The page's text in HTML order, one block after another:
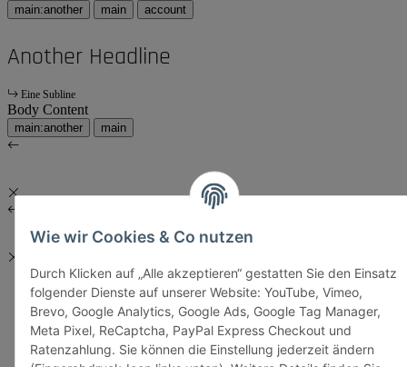
Wie wir Cookies & Co nutzen
Durch Klicken auf „Alle akzeptieren“ gestatten Sie den Einsatz
folgender Dienste auf unserer Website: YouTube, Vimeo,
Brevo, Google Analytics, Google Ads, Google Tag Manager,
Meta Pixel, ReCaptcha, PayPal Express Checkout und
Ratenzahlung. Sie können die Einstellung jederzeit ändern
main:another main account
Another Headline
Eine Subline
Body Content
main:another main